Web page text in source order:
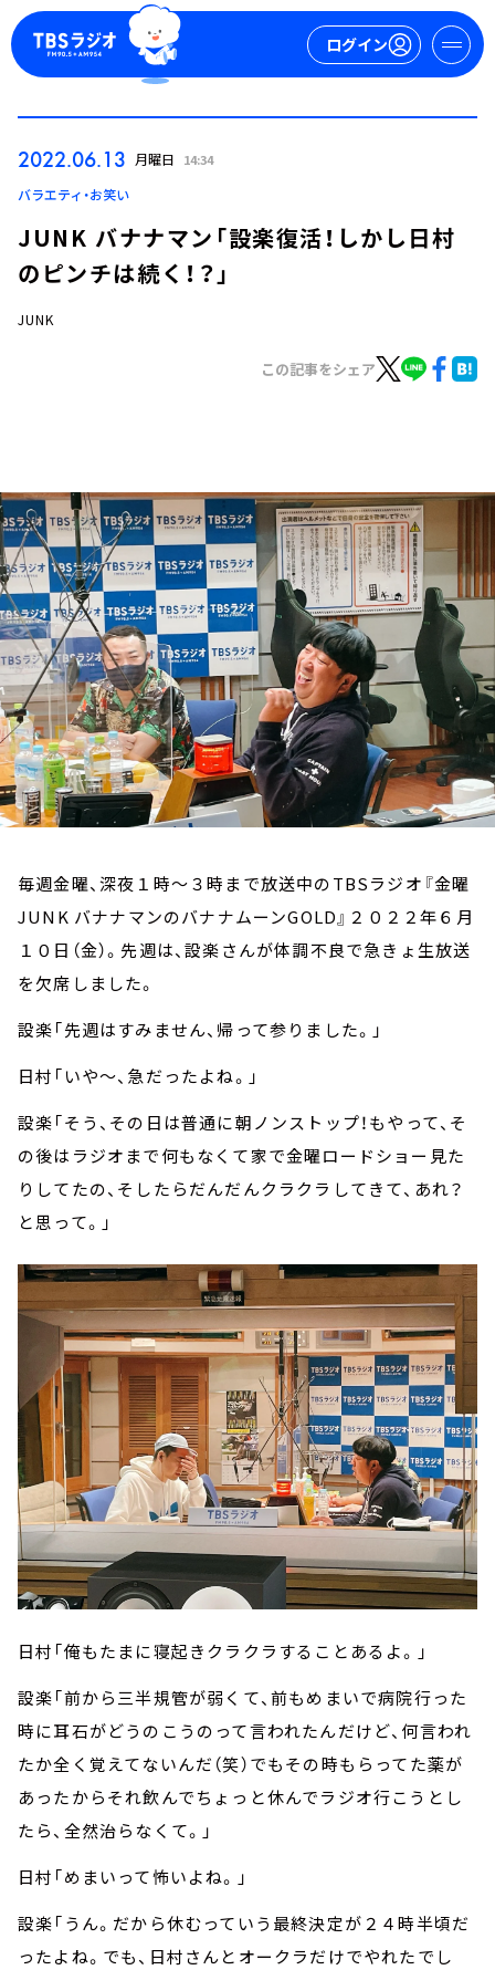
ログイン
ログイン
お知らせ
イベント・グッズ
YouTube
会社情報
2022.06.13 月曜日 14:34
バラエティ・お笑い
JUNK バナナマン「設楽復活！しかし日村
のピンチは続く！？」
JUNK
この記事をシェア
毎週金曜、深夜１時～３時まで放送中のTBSラジオ『金曜
JUNK バナナマンのバナナムーンGOLD』２０２２年６月
１０日（金）。先週は、設楽さんが体調不良で急きょ生放送
を欠席しました。
設楽「先週はすみません、帰って参りました。」
日村「いや～、急だったよね。」
設楽「そう、その日は普通に朝ノンストップ！もやって、そ
の後はラジオまで何もなくて家で金曜ロードショー見た
りしてたの、そしたらだんだんクラクラしてきて、あれ？
と思って。」
日村「俺もたまに寝起きクラクラすることあるよ。」
設楽「前から三半規管が弱くて、前もめまいで病院行った
時に耳石がどうのこうのって言われたんだけど、何言われ
たか全く覚えてないんだ（笑）でもその時もらってた薬が
あったからそれ飲んでちょっと休んでラジオ行こうとし
たら、全然治らなくて。」
日村「めまいって怖いよね。」
設楽「うん。だから休むっていう最終決定が２４時半頃だ
ったよね。でも、日村さんとオークラだけでやれたでし